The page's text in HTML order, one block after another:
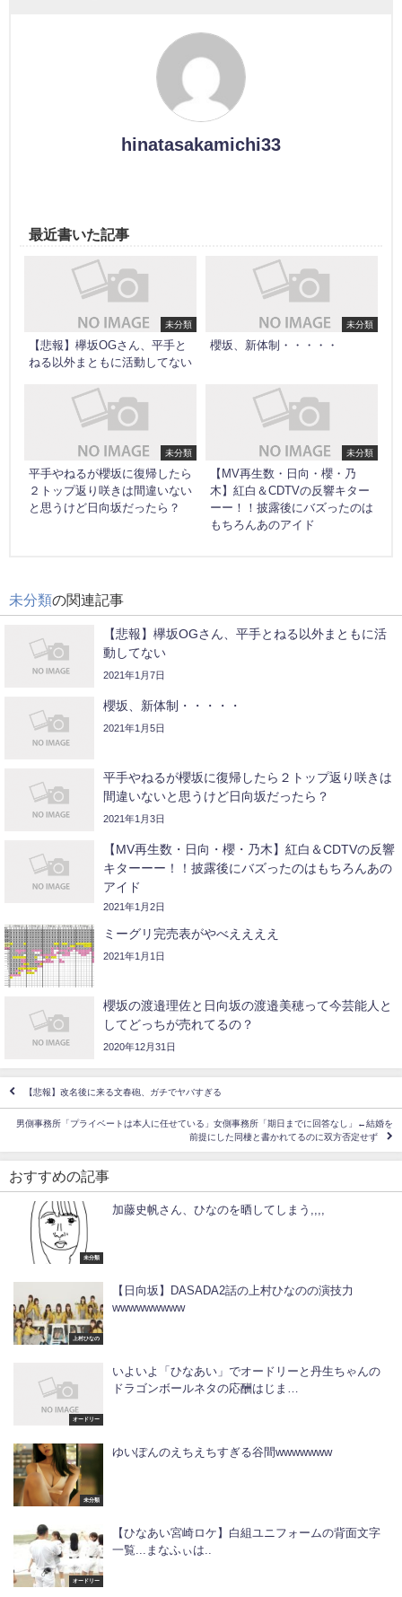
hinatasakamichi33
最近書いた記事
未分類
【悲報】欅坂OGさん、平手と
ねる以外まともに活動してない
未分類
櫻坂、新体制・・・・・
未分類
平手やねるが櫻坂に復帰したら
２トップ返り咲きは間違いない
と思うけど日向坂だったら？
未分類
【MV再生数・日向・櫻・乃
木】紅白＆CDTVの反響キター
ーー！！披露後にバズったのは
もちろんあのアイド
未分類の関連記事
【悲報】欅坂OGさん、平手とねる以外まともに活
動してない
2021年1月7日
櫻坂、新体制・・・・・
2021年1月5日
平手やねるが櫻坂に復帰したら２トップ返り咲きは
間違いないと思うけど日向坂だったら？
2021年1月3日
【MV再生数・日向・櫻・乃木】紅白＆CDTVの反響
キターーー！！披露後にバズったのはもちろんあの
アイド
2021年1月2日
ミーグリ完売表がやべええええ
2021年1月1日
櫻坂の渡邉理佐と日向坂の渡邉美穂って今芸能人と
してどっちが売れてるの？
2020年12月31日
【悲報】改名後に来る文春砲、ガチでヤバすぎる
男側事務所「プライベートは本人に任せている」女側事務所「期日までに回答なし」←結婚を
前提にした同棲と書かれてるのに双方否定せず
おすすめの記事
未分類
加藤史帆さん、ひなのを晒してしまう,,,,
上村ひなの
【日向坂】DASADA2話の上村ひなのの演技力
wwwwwwwww
オードリー
いよいよ「ひなあい」でオードリーと丹生ちゃんの
ドラゴンボールネタの応酬はじま…
未分類
ゆいぽんのえちえちすぎる谷間wwwwwww
オードリー
【ひなあい宮崎ロケ】白組ユニフォームの背面文字
一覧...まなふぃは..